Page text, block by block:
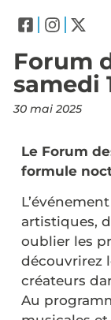
Forum
samedi
30 mai 2025
Le Forum
formule
artistiques,
oublier les
découvrirez
créateurs
Au